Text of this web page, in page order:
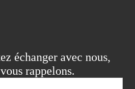
échanger avec nous,
rappelons.